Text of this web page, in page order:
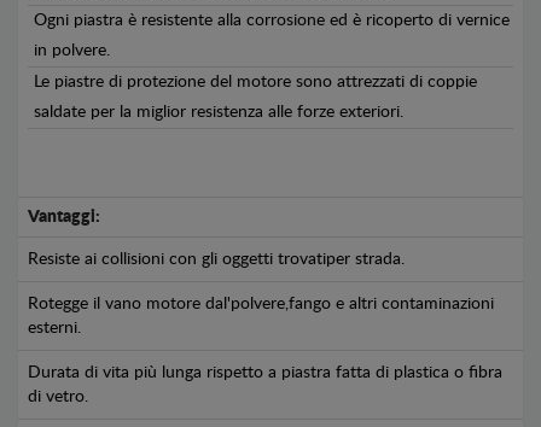
Ogni piastra è resistente alla corrosione ed è ricoperto di vernice
in polvere.
Le piastre di protezione del motore sono attrezzati di coppie
saldate per la miglior resistenza alle forze exteriori.
Vantaggi:
Resiste ai collisioni con gli oggetti trovatiper strada.
Rotegge il vano motore dal'polvere,fango e altri contaminazioni
esterni.
Durata di vita più lunga rispetto a piastra fatta di plastica o fibra
di vetro.